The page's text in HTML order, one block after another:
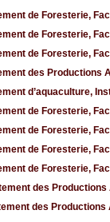
de Foresterie,
de Foresterie,
de Foresterie,
des Productions
d’aquaculture,
de Foresterie,
de Foresterie,
de Foresterie,
de Foresterie,
des
des Productions